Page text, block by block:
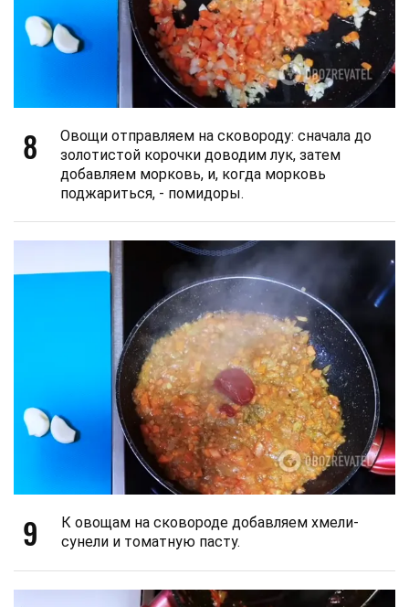
8
Овощи отправляем на сковороду: сначала до
золотистой корочки доводим лук, затем
добавляем морковь, и, когда морковь
поджариться, - помидоры.
9
К овощам на сковороде добавляем хмели-
сунели и томатную пасту.